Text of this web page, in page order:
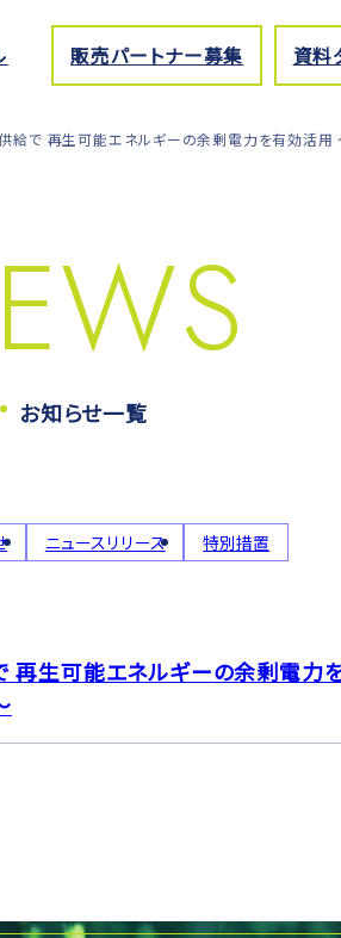
販売パートナー募集 資料
給で 再生可能エネルギーの余剰電力を有効活
お知らせ一覧
ニュースリリース 特別措置
再生可能エネルギーの余剰電力